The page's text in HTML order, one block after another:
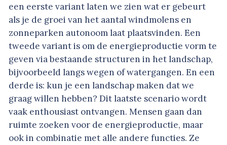
een eerste variant laten we zien wat er gebeurt
als je de groei van het aantal windmolens en
zonneparken autonoom laat plaatsvinden. Een
tweede variant is om de energieproductie vorm te
geven via bestaande structuren in het landschap,
bijvoorbeeld langs wegen of watergangen. En een
derde is: kun je een landschap maken dat we
graag willen hebben? Dit laatste scenario wordt
vaak enthousiast ontvangen. Mensen gaan dan
ruimte zoeken voor de energieproductie, maar
ook in combinatie met alle andere functies. Ze